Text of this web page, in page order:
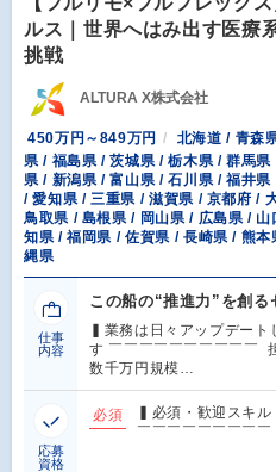
ルス｜世界へはみ出す医療
挑戦
ALTURA X株式会社
450万円～849万円
北海道 / 青森
県 / 福島県 / 茨城県 / 栃木県 / 群馬
県 / 新潟県 / 富山県 / 石川県 / 福井
/ 愛知県 / 三重県 / 滋賀県 / 京都府 /
鳥取県 / 島根県 / 岡山県 / 広島県 /
知県 / 福岡県 / 佐賀県 / 長崎県 / 熊
縄県
仕事
内容
この船の“推進力”を創る
▍業務は日々アップデート
す ￣￣￣￣￣￣￣￣￣￣
数千万円規模…
応募
資格
必須
▍必須・歓迎スキ
￣￣￣￣￣￣￣￣